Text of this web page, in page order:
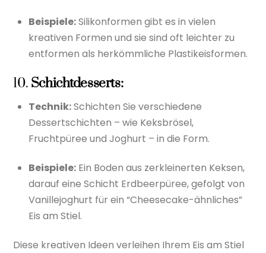
Beispiele:Silikonformen gibt es in vielen
kreativen Formen und sie sind oft leichter zu
entformen als herkömmliche Plastikeisformen.
10. Schichtdesserts:
Technik:Schichten Sie verschiedene
Dessertschichten – wie Keksbrösel,
Fruchtpüree und Joghurt – in die Form.
Beispiele: Ein Boden aus zerkleinerten Keksen,
darauf eine Schicht Erdbeerpüree, gefolgt von
Vanillejoghurt für ein “Cheesecake-ähnliches”
Eis am Stiel.
Diese kreativen Ideen verleihen Ihrem Eis am Stiel